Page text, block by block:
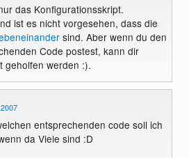
das Konfigurationsskript.
ist es nicht vorgesehen, dass die
sind. Aber wenn du den
Code postest, kann dir
geholfen werden :).
entsprechenden code soll ich
da Viele sind :D